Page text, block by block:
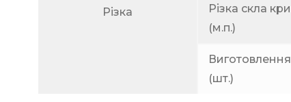
Різка
Різка скла
(м.п.)
(шт.)